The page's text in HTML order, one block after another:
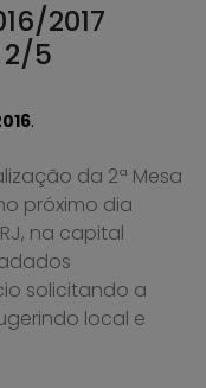
2017
5
.
da 2ª Mesa
próximo dia
na capital
solicitando a
local e